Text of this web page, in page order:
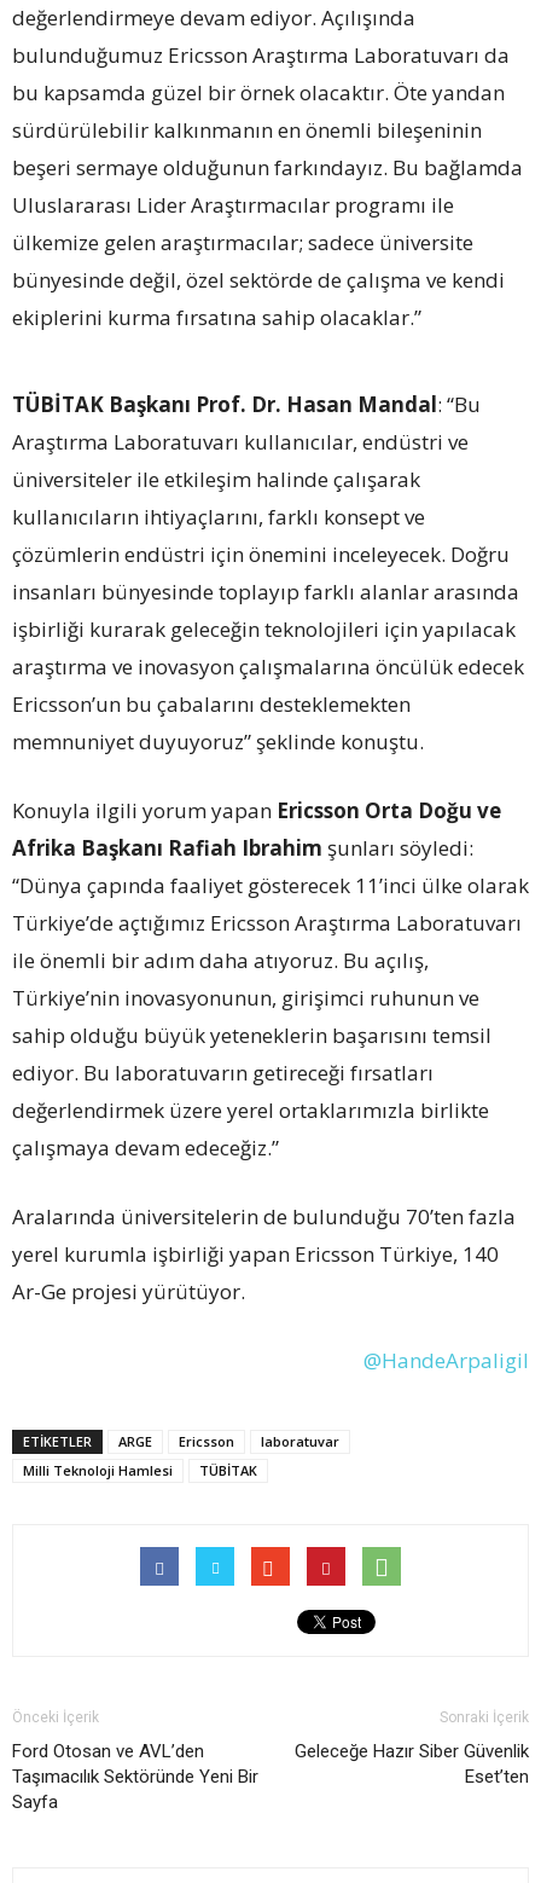
değerlendirmeye devam ediyor. Açılışında
bulunduğumuz Ericsson Araştırma Laboratuvarı da
bu kapsamda güzel bir örnek olacaktır. Öte yandan
sürdürülebilir kalkınmanın en önemli bileşeninin
beşeri sermaye olduğunun farkındayız. Bu bağlamda
Uluslararası Lider Araştırmacılar programı ile
ülkemize gelen araştırmacılar; sadece üniversite
bünyesinde değil, özel sektörde de çalışma ve kendi
ekiplerini kurma fırsatına sahip olacaklar.”
TÜBİTAK Başkanı Prof. Dr. Hasan Mandal: “Bu
Araştırma Laboratuvarı kullanıcılar, endüstri ve
üniversiteler ile etkileşim halinde çalışarak
kullanıcıların ihtiyaçlarını, farklı konsept ve
çözümlerin endüstri için önemini inceleyecek. Doğru
insanları bünyesinde toplayıp farklı alanlar arasında
işbirliği kurarak geleceğin teknolojileri için yapılacak
araştırma ve inovasyon çalışmalarına öncülük edecek
Ericsson’un bu çabalarını desteklemekten
memnuniyet duyuyoruz” şeklinde konuştu.
Konuyla ilgili yorum yapan Ericsson Orta Doğu ve
Afrika Başkanı Rafiah Ibrahim şunları söyledi:
“Dünya çapında faaliyet gösterecek 11’inci ülke olarak
Türkiye’de açtığımız Ericsson Araştırma Laboratuvarı
ile önemli bir adım daha atıyoruz. Bu açılış,
Türkiye’nin inovasyonunun, girişimci ruhunun ve
sahip olduğu büyük yeteneklerin başarısını temsil
ediyor. Bu laboratuvarın getireceği fırsatları
değerlendirmek üzere yerel ortaklarımızla birlikte
çalışmaya devam edeceğiz.”
Aralarında üniversitelerin de bulunduğu 70’ten fazla
yerel kurumla işbirliği yapan Ericsson Türkiye, 140
Ar-Ge projesi yürütüyor.
@HandeArpaligil
ETİKETLER ARGE Ericsson
laboratuvar
Milli Teknoloji Hamlesi
TÜBİTAK
Önceki İçerik
Ford Otosan ve AVL’den
Taşımacılık Sektöründe Yeni Bir
Sayfa
Sonraki İçerik
Geleceğe Hazır Siber Güvenlik
Eset’ten